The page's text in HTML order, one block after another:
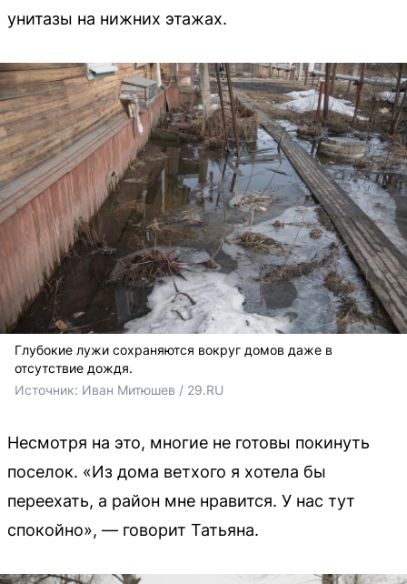
унитазы на нижних этажах.
Глубокие лужи сохраняются вокруг домов даже в
отсутствие дождя.
Источник: Иван Митюшев / 29.RU
Несмотря на это, многие не готовы покинуть
поселок. «Из дома ветхого я хотела бы
переехать, а район мне нравится. У нас тут
спокойно», — говорит Татьяна.